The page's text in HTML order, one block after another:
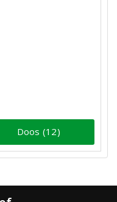
Doos (12)